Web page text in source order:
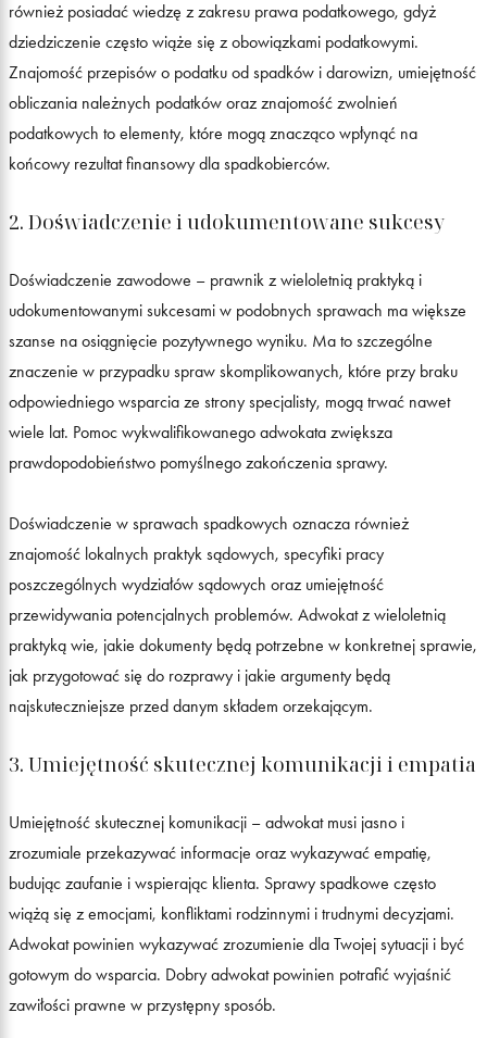
również posiadać wiedzę z zakresu prawa podatkowego, gdyż
dziedziczenie często wiąże się z obowiązkami podatkowymi.
Znajomość przepisów o podatku od spadków i darowizn, umiejętność
obliczania należnych podatków oraz znajomość zwolnień
podatkowych to elementy, które mogą znacząco wpłynąć na
końcowy rezultat finansowy dla spadkobierców.
2. Doświadczenie i udokumentowane sukcesy
Doświadczenie zawodowe – prawnik z wieloletnią praktyką i
udokumentowanymi sukcesami w podobnych sprawach ma większe
szanse na osiągnięcie pozytywnego wyniku. Ma to szczególne
znaczenie w przypadku spraw skomplikowanych, które przy braku
odpowiedniego wsparcia ze strony specjalisty, mogą trwać nawet
wiele lat. Pomoc wykwalifikowanego adwokata zwiększa
prawdopodobieństwo pomyślnego zakończenia sprawy.
Doświadczenie w sprawach spadkowych oznacza również
znajomość lokalnych praktyk sądowych, specyfiki pracy
poszczególnych wydziałów sądowych oraz umiejętność
przewidywania potencjalnych problemów. Adwokat z wieloletnią
praktyką wie, jakie dokumenty będą potrzebne w konkretnej sprawie,
jak przygotować się do rozprawy i jakie argumenty będą
najskuteczniejsze przed danym składem orzekającym.
3. Umiejętność skutecznej komunikacji i empatia
Umiejętność skutecznej komunikacji – adwokat musi jasno i
zrozumiale przekazywać informacje oraz wykazywać empatię,
budując zaufanie i wspierając klienta. Sprawy spadkowe często
wiążą się z emocjami, konfliktami rodzinnymi i trudnymi decyzjami.
Adwokat powinien wykazywać zrozumienie dla Twojej sytuacji i być
gotowym do wsparcia. Dobry adwokat powinien potrafić wyjaśnić
zawiłości prawne w przystępny sposób.